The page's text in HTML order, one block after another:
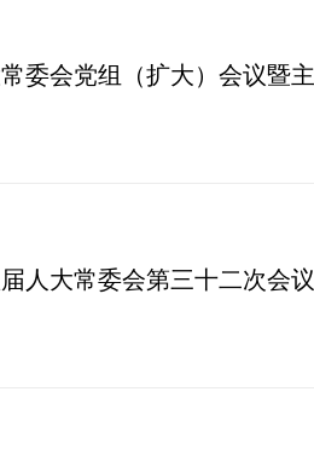
委会党组（扩大）会议暨
人大常委会第三十二次会